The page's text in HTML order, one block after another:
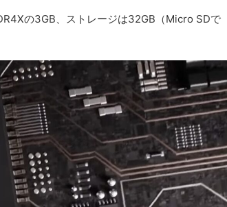
の3GB、ストレージは32GB（Micro SDで